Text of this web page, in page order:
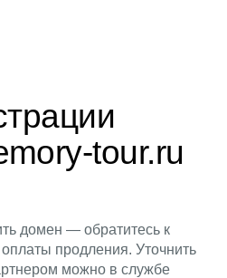
tour.ru
домен — обратитесь к
продления. Уточнить
можно в службе